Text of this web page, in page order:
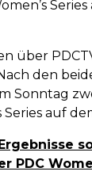
über
den
Sonntag
Series auf
PDC